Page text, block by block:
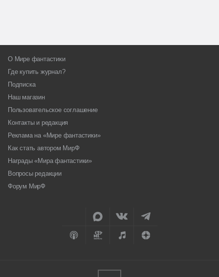
О Мире фантастики
Где купить журнал?
Подписка
Наш магазин
Пользовательское соглашение
Контакты и редакция
Реклама на «Мире фантастики»
Как стать автором МирФ
Награды «Мира фантастики»
Вопросы редакции
Форум МирФ